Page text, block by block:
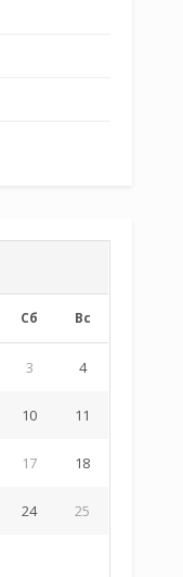
Сб Вс
3 4
10 11
17 18
24 25